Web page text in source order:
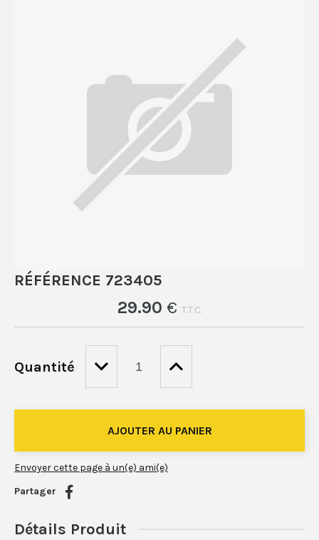
RÉFÉRENCE 723405
29.90 € T.T.C.
Quantité
Envoyer cette page à un(e) ami(e)
Partager
Détails Produit